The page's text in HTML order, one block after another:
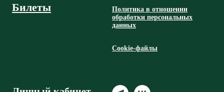
Билеты
Политика в отношении
обработки персональных
данных
Cookie-файлы